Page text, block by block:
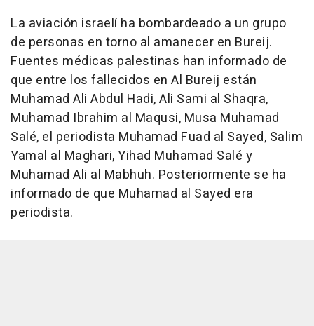
La aviación israelí ha bombardeado a un grupo
de personas en torno al amanecer en Bureij.
Fuentes médicas palestinas han informado de
que entre los fallecidos en Al Bureij están
Muhamad Ali Abdul Hadi, Ali Sami al Shaqra,
Muhamad Ibrahim al Maqusi, Musa Muhamad
Salé, el periodista Muhamad Fuad al Sayed, Salim
Yamal al Maghari, Yihad Muhamad Salé y
Muhamad Ali al Mabhuh. Posteriormente se ha
informado de que Muhamad al Sayed era
periodista.